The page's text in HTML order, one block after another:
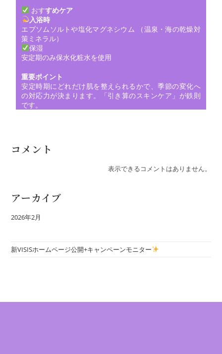
おすすめケア
入浴時
エプソムソルトや塩化マグネシウム （温泉・海の乾燥対
策ミネラル）
保湿
安定期のみ保水化粧水を使用
重要ポイント
安定時期にどれだけ肌を整えられるかで、季節の変化へ
の対応力が決まります。「引き算のスキンケア」が鉄則
です。
コメント
表示できるコメントはありません。
アーカイブ
2026年2月
新VISISホームページ公開+キャンペーンモニター